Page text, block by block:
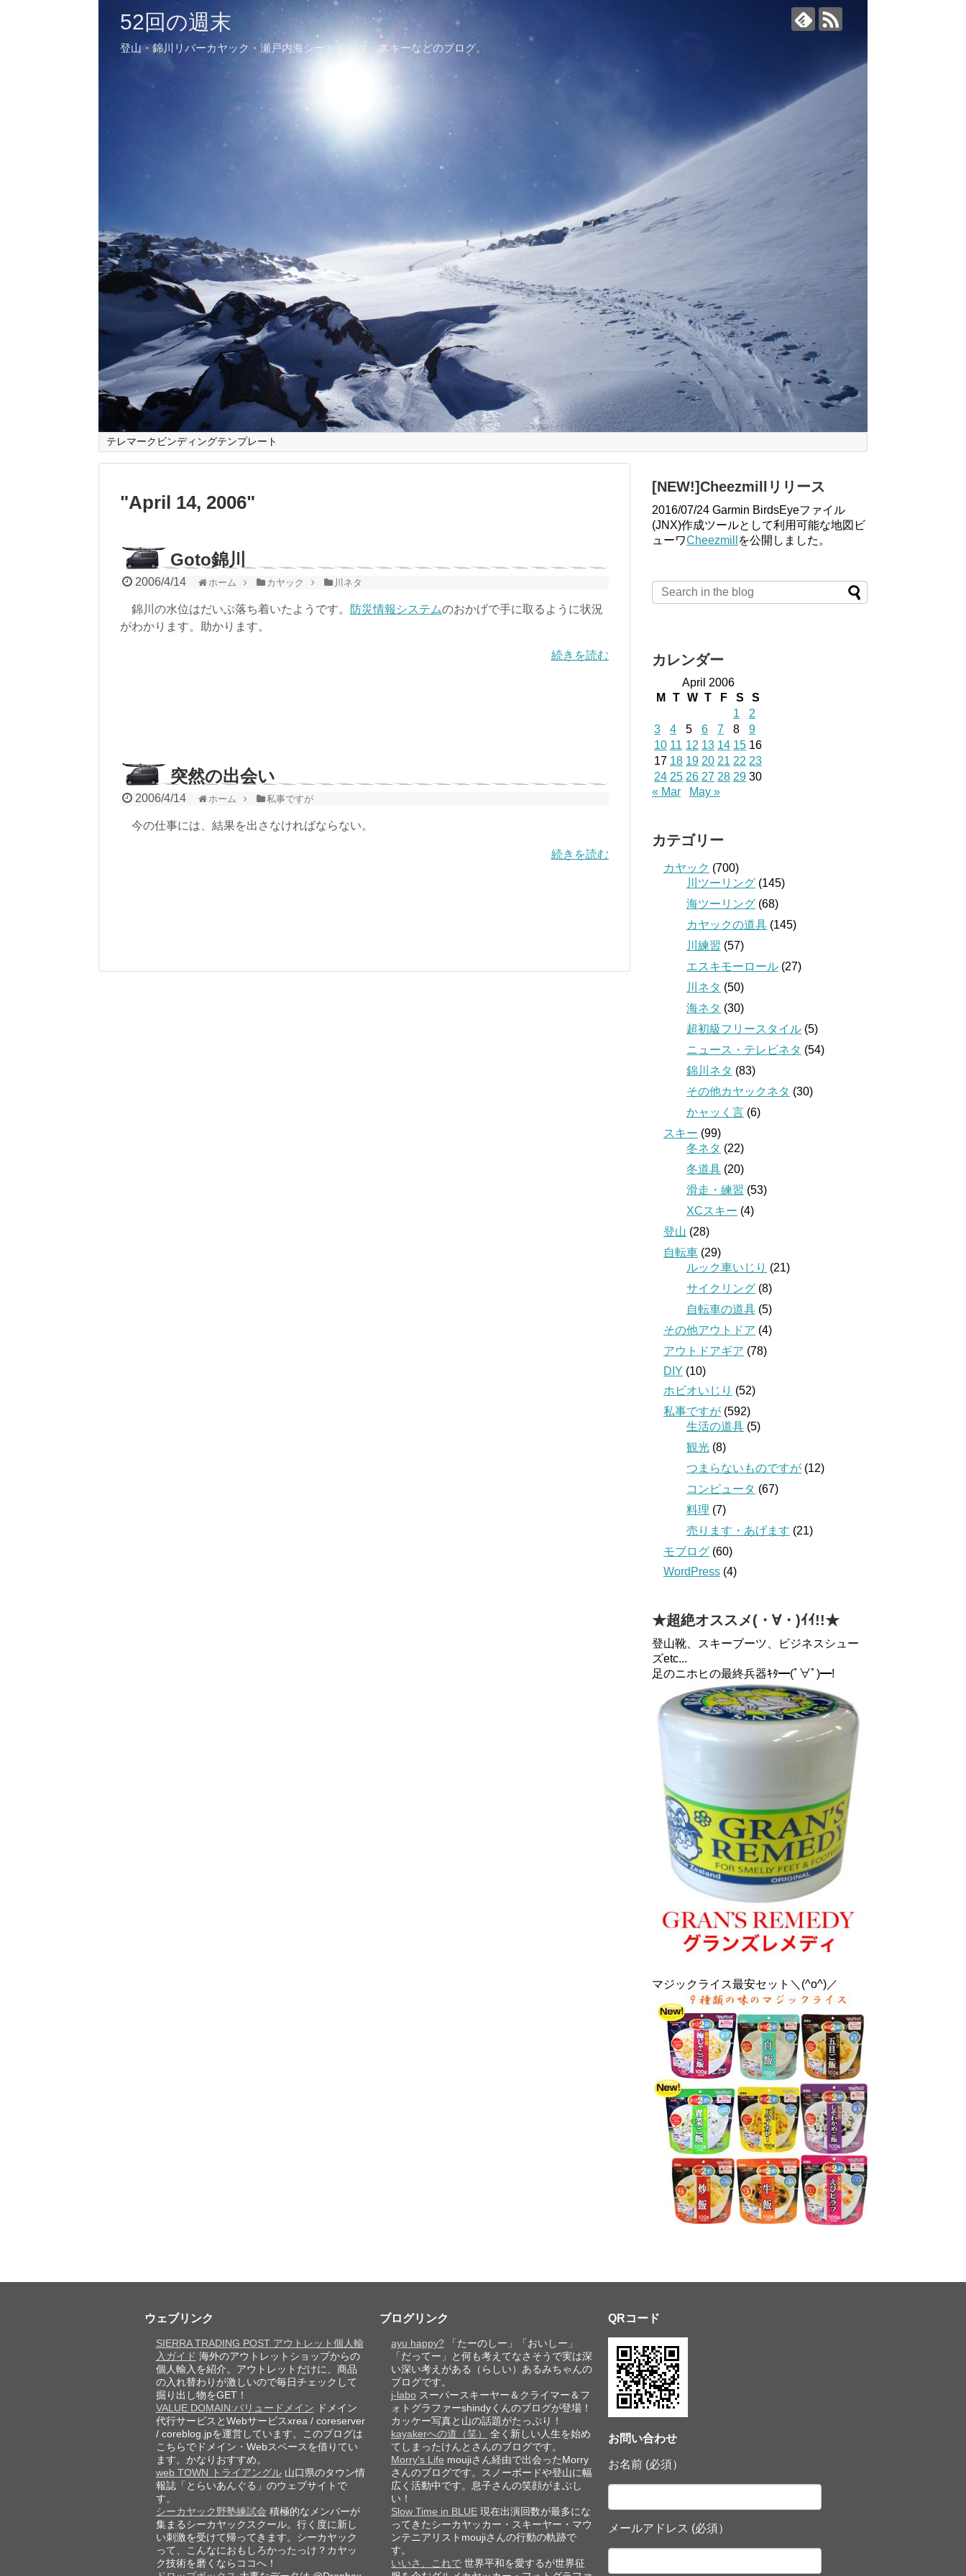
52回の週末
登山・錦川リバーカヤック・瀬戸内海シーカヤック・スキーなどのブログ。
テレマークビンディングテンプレート
"April 14, 2006"
Goto錦川
2006/4/14 ホーム カヤック 川ネタ
錦川の水位はだいぶ落ち着いたようです。 防災情報システムのおかげで手に取るように状況
がわかります。助かります。
続きを読む
突然の出会い
2006/4/14 ホーム 私事ですが
今の仕事には、結果を出さなければならない。
続きを読む
[NEW!]Cheezmillリリース
2016/07/24 Garmin BirdsEyeファイル
(JNX)作成ツールとして利用可能な地図ビ
ューワCheezmill を公開しました。
カレンダー
April 2006
M
T W T F S
S
1
2
3
4 5 6 7 8
9
10 11 12 13 14 15 16
17 18 19 20 21 22 23
24 25 26 27 28 29 30
« Mar
May »
カテゴリー
カヤック (700)
川ツーリング (145)
海ツーリング (68)
カヤックの道具 (145)
川練習 (57)
エスキモーロール (27)
川ネタ (50)
海ネタ (30)
超初級フリースタイル (5)
ニュース・テレビネタ (54)
錦川ネタ (83)
その他カヤックネタ (30)
かャッく言 (6)
スキー (99)
冬ネタ (22)
冬道具 (20)
滑走・練習 (53)
XCスキー (4)
登山 (28)
自転車 (29)
ルック車いじり (21)
サイクリング (8)
自転車の道具 (5)
その他アウトドア (4)
アウトドアギア (78)
DIY (10)
ホビオいじり (52)
私事ですが (592)
生活の道具 (5)
観光 (8)
つまらないものですが (12)
コンピュータ (67)
料理 (7)
売ります・あげます (21)
モブログ (60)
WordPress (4)
★超絶オススメ(・∀・)ｲｲ!!★
登山靴、スキーブーツ、ビジネスシュー
ズetc...
足のニホヒの最終兵器ｷﾀ━(ﾟ∀ﾟ)━!
マジックライス最安セット＼(^o^)／
ウェブリンク
SIERRA TRADING POST アウトレット個人輸
入ガイド 海外のアウトレットショップからの
個人輸入を紹介。アウトレットだけに、商品
の入れ替わりが激しいので毎日チェックして
掘り出し物をGET！
VALUE DOMAIN:バリュードメイン ドメイン
代行サービスとWebサービスxrea / coreserver
/ coreblog.jpを運営しています。このブログは
こちらでドメイン・Webスペースを借りてい
ます。かなりおすすめ。
web TOWN トライアングル山口県のタウン情
報誌「とらいあんぐる」のウェブサイトで
す。
シーカヤック野塾練試会 積極的なメンバーが
集まるシーカヤックスクール。行く度に新し
い刺激を受けて帰ってきます。シーカヤック
って、こんなにおもしろかったっけ？カヤッ
ク技術を磨くならココへ！
ブログリンク
ayu happy?「たーのしー」「おいしー」
「だってー」と何も考えてなさそうで実は深
い深い考えがある（らしい）あるみちゃんの
ブログです。
j-labo スーパースキーヤー＆クライマー＆フ
ォトグラファーshindyくんのブログが登場！
カッケー写真と山の話題がたっぷり！
kayakerへの道（笑）
全く新しい人生を始め
てしまったけんとさんのブログです。
Morry's Life moujiさん経由で出会ったMorry
さんのブログです。スノーボードや登山に幅
広く活動中です。息子さんの笑顔がまぶし
い！
Slow Time in BLUE現在出演回数が最多にな
ってきたシーカヤッカー・スキーヤー・マウ
ンテニアリストmoujiさんの行動の軌跡で
す。
いいさ、これで世界平和を愛するが世界征
QRコード
お問い合わせ
お名前 (必須）
メールアドレス (必須）